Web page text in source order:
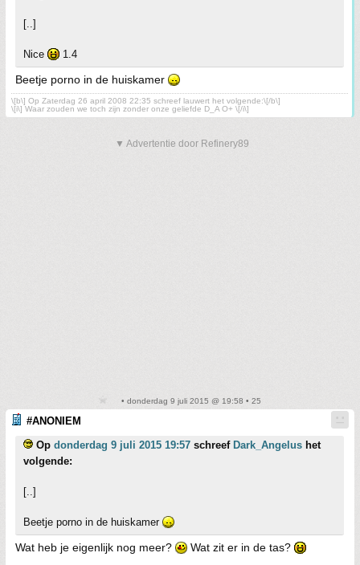
[..]
Nice 1.4
Beetje porno in de huiskamer
\[b\] Op Zaterdag 26 april 2008 22:35 schreef lauwert het volgende:\[/b\]
\[i\] Waar zouden we toch zijn zonder onze geliefde D_A O+ \[/i\]
▼ Advertentie door Refinery89
• donderdag 9 juli 2015 @ 19:58 • 25
#ANONIEM
Op donderdag 9 juli 2015 19:57 schreef Dark_Angelus het
volgende:
[..]
Beetje porno in de huiskamer
Wat heb je eigenlijk nog meer? Wat zit er in de tas?